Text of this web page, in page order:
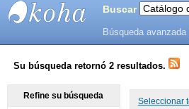
SISTEMAS
DE
Buscar
Búsqueda avanzada
Su búsqueda retornó 2 resultados.
Seleccionar
Refine su búsqueda